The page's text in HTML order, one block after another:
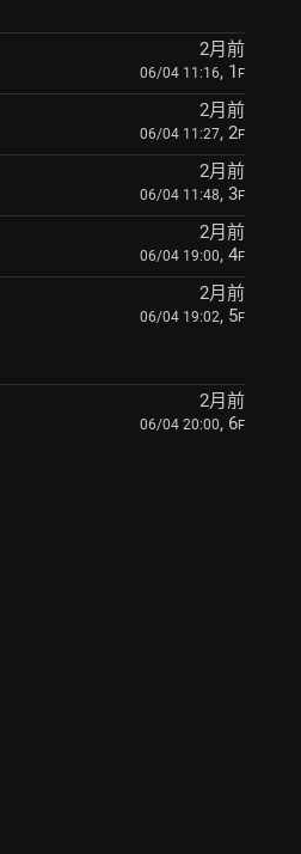
2月前
06/04 11:16, 1 F
2月前
06/04 11:27, 2F
2月前
06/04 11:48, 3F
2月前
06/04 19:00, 4F
2月前
06/04 19:02, 5F
2月前
06/04 20:00, 6F